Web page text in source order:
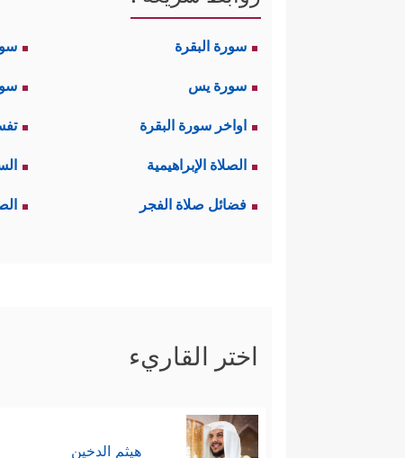
سورة البقرة
سورة يس
اواخر سورة البقرة
الصلاة الإبراهيمية
فضائل صلاة الفجر
اختر القاريء
هيثم الدخين